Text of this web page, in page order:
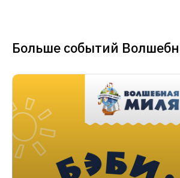
Больше событий